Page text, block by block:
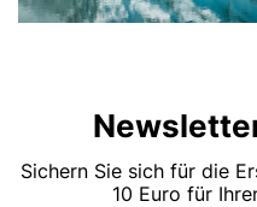
Sichern Sie sich für die
10 Euro für